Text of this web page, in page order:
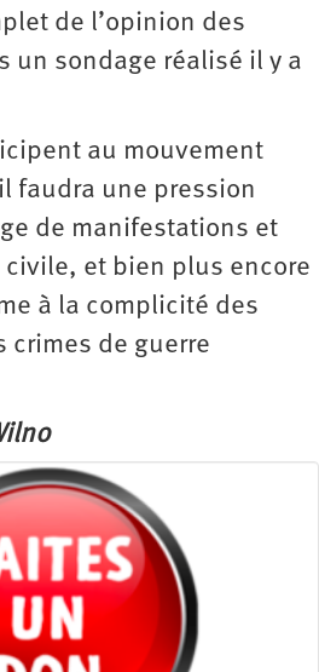
de l’opinion des
un sondage réalisé il y a
au mouvement
faudra une pression
de manifestations et
et bien plus encore
à la complicité des
crimes de guerre